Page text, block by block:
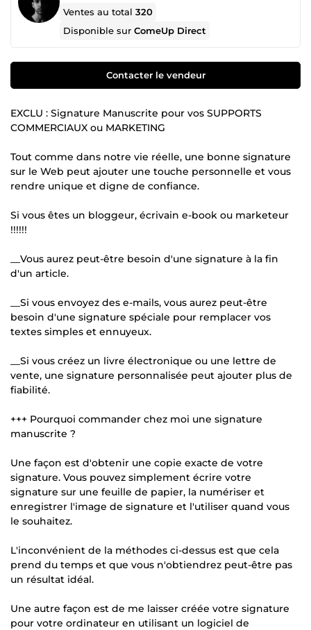
Ventes au total320
Disponible surComeUp Direct
Contacter le vendeur
EXCLU : Signature Manuscrite pour vos SUPPORTS
COMMERCIAUX ou MARKETING
Tout comme dans notre vie réelle, une bonne signature
sur le Web peut ajouter une touche personnelle et vous
rendre unique et digne de confiance.
Si vous êtes un bloggeur, écrivain e-book ou marketeur
!!!!!!
__Vous aurez peut-être besoin d'une signature à la fin
d'un article.
__Si vous envoyez des e-mails, vous aurez peut-être
besoin d'une signature spéciale pour remplacer vos
textes simples et ennuyeux.
__Si vous créez un livre électronique ou une lettre de
vente, une signature personnalisée peut ajouter plus de
fiabilité.
+++ Pourquoi commander chez moi une signature
manuscrite ?
Une façon est d'obtenir une copie exacte de votre
signature. Vous pouvez simplement écrire votre
signature sur une feuille de papier, la numériser et
enregistrer l'image de signature et l'utiliser quand vous
le souhaitez.
L'inconvénient de la méthodes ci-dessus est que cela
prend du temps et que vous n'obtiendrez peut-être pas
un résultat idéal.
Une autre façon est de me laisser créée votre signature
pour votre ordinateur en utilisant un logiciel de